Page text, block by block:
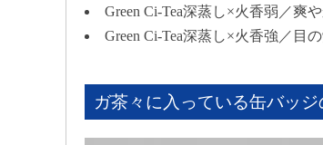
Green Ci-Tea深蒸し×火香弱／爽
Green Ci-Tea深蒸し×火香強／目
ガ茶々に入っている缶バッジ